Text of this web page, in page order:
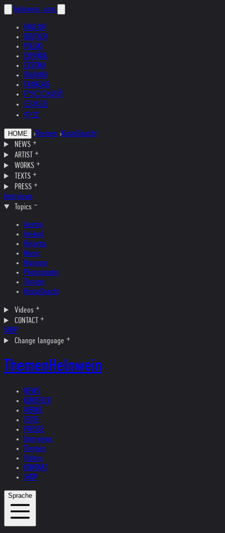
helnwein .com
ENGLISH
DEUTSCH
POLSKI
ESPAÑOL
ČEŠTINA
ITALIANO
FRANÇAIS
РУССКИЙ
日本語
中文
HOME › Themen ›Kristallnacht
NEWS
ARTIST
WORKS
TEXTS
PRESS
Interviews
Topics
Austria
Ireland
Helvetia
Music
Museum
Photography
Theater
Kristallnacht
Videos
CONTACT
SHOP
Change language
ThemenHelnwein
NEWS
KÜNSTLER
WERKE
TEXTE
PRESSE
Interviews
Themen
Videos
KONTAKT
SHOP
Sprache